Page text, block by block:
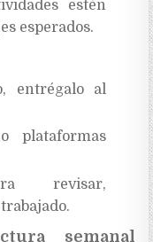
estén
esperados.
entrégalo al
plataformas
revisar,
semanal